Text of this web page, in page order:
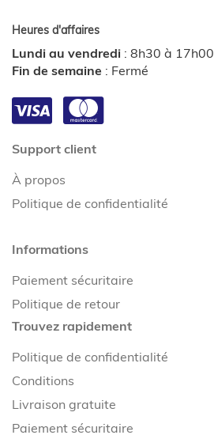
Heures d'affaires
Lundi au vendredi : 8h30 à 17h00
Fin de semaine : Fermé
Support client
À propos
Politique de confidentialité
Informations
Paiement sécuritaire
Politique de retour
Trouvez rapidement
Politique de confidentialité
Conditions
Livraison gratuite
Paiement sécuritaire